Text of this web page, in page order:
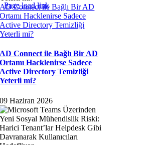
AD Connect ile Bağlı Bir AD
Ortamı Hacklenirse Sadece
Active Directory Temizliği
Yeterli mi?
AD Connect ile Bağlı Bir AD
Ortamı Hacklenirse Sadece
Active Directory Temizliği
Yeterli mi?
09 Haziran 2026
Page load link
Go
to
Top